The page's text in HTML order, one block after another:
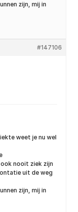
zijn, mij in
#147106
weet je nu wel
nooit ziek zijn
uit de weg
zijn, mij in